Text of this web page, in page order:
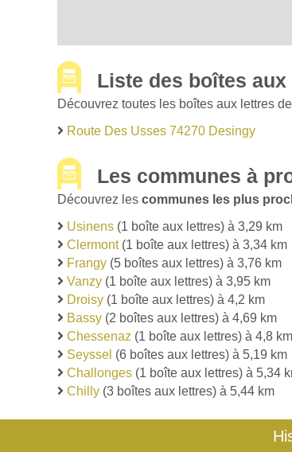
Liste des boîtes
Découvrez toutes les boîtes aux lettres
Route Des Usses 74270 Desingy
Les communes à
Découvrez les communes les plus
Usinens (1 boîte aux lettres) à 3,29 km
Clermont(1 boîte aux lettres) à 3,34 km
Frangy (5 boîtes aux lettres) à 3,76 km
Vanzy (1 boîte aux lettres) à 3,95 km
Droisy (1 boîte aux lettres) à 4,2 km
Bassy (2 boîtes aux lettres) à 4,69 km
Chessenaz (1 boîte aux lettres) à 4,8 km
Seyssel (6 boîtes aux lettres) à 5,19 km
Challonges (1 boîte aux lettres) à 5,34
Chilly (3 boîtes aux lettres) à 5,44 km